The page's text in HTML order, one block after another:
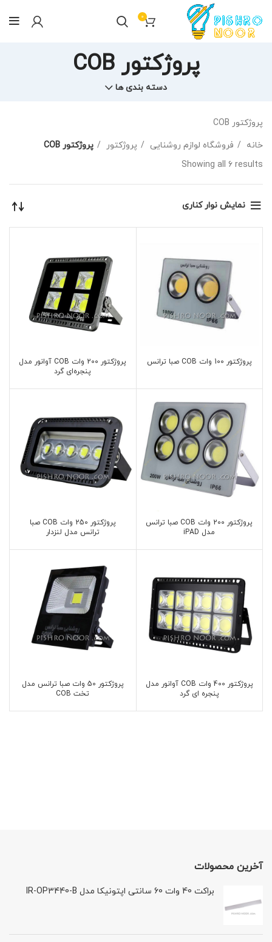
0
پروژکتور COB
دسته بندی ها
پروژکتور COB
خانه
فروشگاه لوازم روشنایی پروژکتور
پروژکتور COB
Showing all 6 results
نمایش نوار کناری
پروژکتور 100 وات COB صبا ترانس
پروژکتور 200 وات COB آوانور مدل
پنجره‌ای گرد
پروژکتور 200 وات COB صبا ترانس
مدل iPAD
پروژکتور 250 وات COB صبا
ترانس مدل لنزدار
پروژکتور 400 وات COB آوانور مدل
پنجره ای گرد
پروژکتور 50 وات صبا ترانس مدل
تخت COB
آخرین محصولات
براکت 40 وات 60 سانتی اپتونیکا مدل IR-OP3440-B